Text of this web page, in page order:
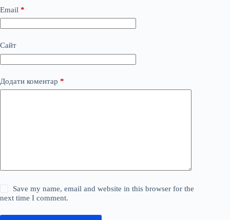
Email *
Сайт
Додати коментар *
Save my name, email and website in this browser for the
next time I comment.